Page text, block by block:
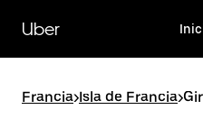
contenido
principal
Uber
Francia>Isla de Francia>